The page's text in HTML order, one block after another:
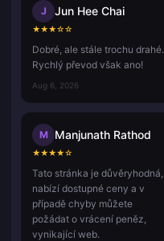
J Jun Hee Chai
★★★☆☆
Dobré, ale stále trochu drahé.
Rychlý převod však ano!
Aug 6, 2026
M Manjunath Rathod
★★★★☆
Tato stránka je důvěryhodná,
nabízí dostupné ceny a v
případě chyby můžete
požádat o vrácení peněz,
vynikající web.